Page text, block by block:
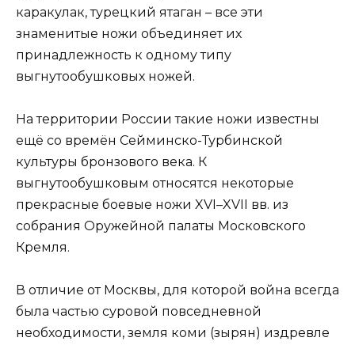
каракулак, турецкий ятаган – все эти
знаменитые ножи объединяет их
принадлежность к одному типу
выгнутообушковых ножей.
На территории России такие ножи известны
ещё со времён Сейминско-Турбинской
культуры бронзового века. К
выгнутообушковым относятся некоторые
прекрасные боевые ножи XVI–XVII вв. из
собрания Оружейной палаты Московского
Кремля.
В отличие от Москвы, для которой война всегда
была частью суровой повседневной
необходимости, земля коми (зырян) издревле